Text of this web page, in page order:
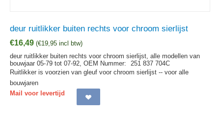
deur ruitlikker buiten rechts voor chroom sierlijst
€16,49 (€19,95 incl btw)
deur ruitlikker buiten rechts voor chroom sierlijst, alle modellen van
bouwjaar 05-79 tot 07-92, OEM Nummer:
251 837 704C
Ruitlikker is voorzien van gleuf voor chroom sierlijst -- voor alle
bouwjaren
Mail voor levertijd